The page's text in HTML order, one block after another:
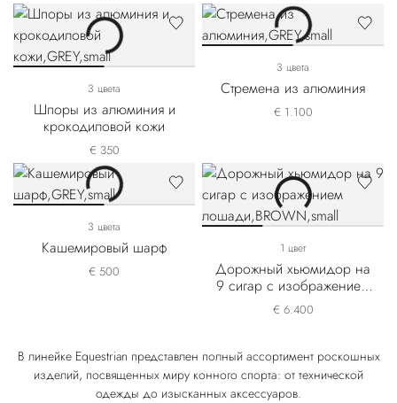
3 цвета
Шпоры из алюминия и
крокодиловой кожи
€ 350
3 цвета
Стремена из алюминия
€ 1.100
3 цвета
Кашемировый шарф
€ 500
1 цвет
Дорожный хьюмидор на
9 сигар с изображением
лошади
€ 6.400
В линейке Equestrian представлен полный ассортимент роскошных
изделий, посвященных миру конного спорта: от технической
одежды до изысканных аксессуаров.